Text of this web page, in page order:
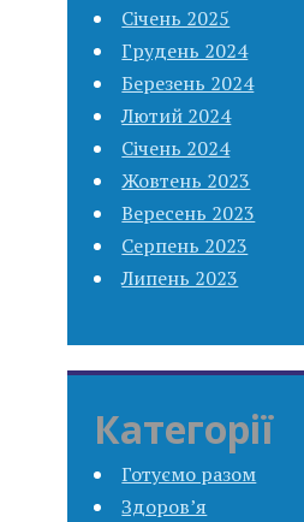
Січень 2025
Грудень 2024
Березень 2024
Лютий 2024
Січень 2024
Жовтень 2023
Вересень 2023
Серпень 2023
Липень 2023
Категорії
Готуємо разом
Здоров’я